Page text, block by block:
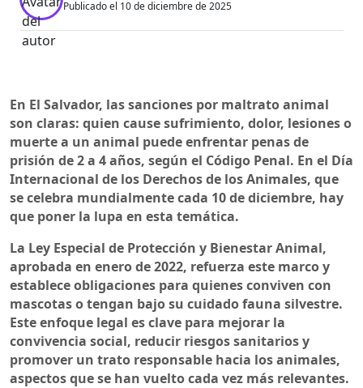
Publicado el 10 de diciembre de 2025
► Escuchar artículo
En el Día Internacional de los Derechos de los
Animales, se destaca que en El Salvador el
maltrato animal puede castigarse con penas de
2 a 4 años de prisión, según el Código Penal. La
Ley Especial de Protección y Bienestar Animal,
vigente desde 2022, reconoce a los animales
como seres sensibles y prohíbe prácticas como
inadecuada de fauna silvestre. Además de
sanciones económicas, el maltrato grave
puede inhabilitar al agresor para tener
mascotas. Las denuncias pueden presentarse
ante el MAG, Medio Ambiente, la PNC o Fiscalía,
utilizando evidencia válida como fotos, videos o
testimonios.
En El Salvador, las sanciones por maltrato animal
son claras: quien cause sufrimiento, dolor, lesiones o
muerte a un animal puede enfrentar penas de
prisión de 2 a 4 años, según el Código Penal. En el Día
Internacional de los Derechos de los Animales, que
se celebra mundialmente cada 10 de diciembre, hay
que poner la lupa en esta temática.
La Ley Especial de Protección y Bienestar Animal,
aprobada en enero de 2022, refuerza este marco y
establece obligaciones para quienes conviven con
mascotas o tengan bajo su cuidado fauna silvestre.
Este enfoque legal es clave para mejorar la
convivencia social, reducir riesgos sanitarios y
promover un trato responsable hacia los animales,
aspectos que se han vuelto cada vez más relevantes.